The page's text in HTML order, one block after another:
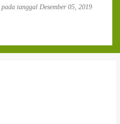
pada tanggal Desember 05, 2019